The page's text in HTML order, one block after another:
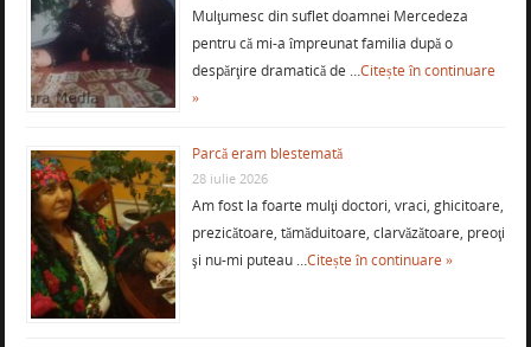
Mulţumesc din suflet doamnei Mercedeza
pentru că mi-a împreunat familia după o
despărţire dramatică de …Citește în continuare
»
Parcă eram blestemată
28 iulie 2026
Am fost la foarte mulţi doctori, vraci, ghicitoare,
prezicătoare, tămăduitoare, clarvăzătoare, preoţi
şi nu-mi puteau …Citește în continuare »